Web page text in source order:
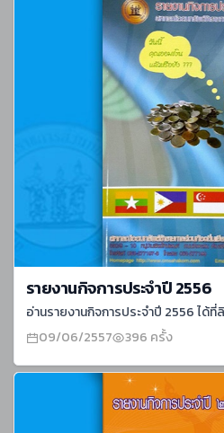
รายงานกิจการประจำปี 2556
09/06/2557
396 ครั้ง